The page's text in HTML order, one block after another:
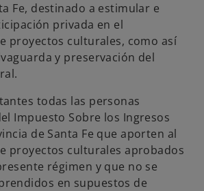
Fe, destinado a estimular e
privada en el
proyectos culturales, como así
y preservación del
todas las personas
Impuesto Sobre los Ingresos
de Santa Fe que aporten al
proyectos culturales aprobados
régimen y que no se
en supuestos de